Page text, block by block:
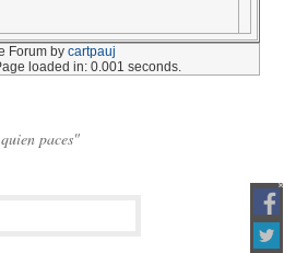
Forum by cartpauj
loaded in: 0.001 seconds.
paces"